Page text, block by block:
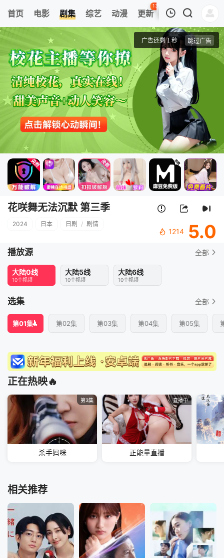
首页 电影 剧集 综艺 动漫 更新
137
热榜 APP
我的观影记录
第01集
花咲舞无法沉默 第三季
清空
花咲舞无法沉默 第三季
2024 日本 日剧 / 剧情
1214 5.0
播放源 全部
大陆0线
10个视频
大陆5线
10个视频
大陆6线
10个视频
选集 全部
第01集 第02集 第03集 第04集 第05集
正在热映🔥
第3集
杀手妈咪
直播中
正能量直播
相关推荐